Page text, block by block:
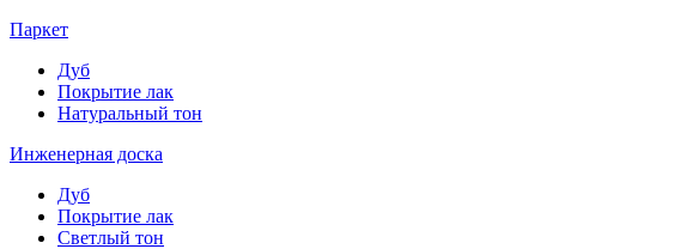
Паркет
Дуб
Покрытие лак
Натуральный тон
Инженерная доска
Дуб
Покрытие лак
Светлый тон